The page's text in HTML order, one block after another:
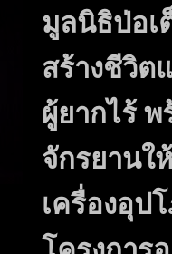
มูลนิธิป่อเ
สร้างชีวิต
ผู้ยากไร้
จักรยานใ
เครื่องอุป